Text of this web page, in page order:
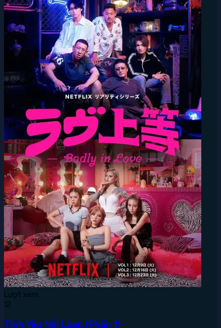
Lượt xem:
12
Tình Yêu Nổi Loạn (Phần 1)